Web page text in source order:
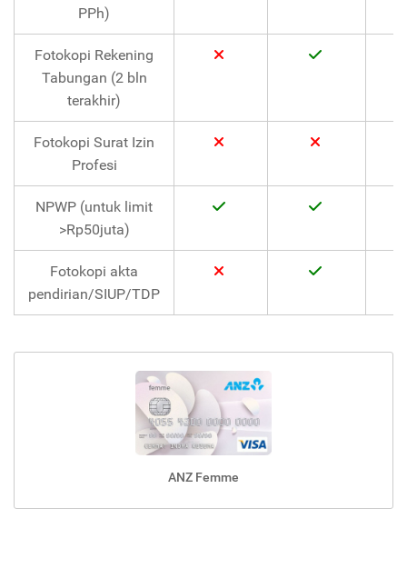
PPh)
Fotokopi Rekening
Tabungan (2 bln
terakhir)
Fotokopi Surat Izin
Profesi
NPWP (untuk limit
>Rp50juta)
Fotokopi akta
pendirian/SIUP/TDP
ANZ Femme